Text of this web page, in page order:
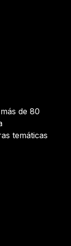
de 80
temáticas